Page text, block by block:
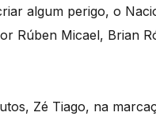
algum perigo, o
Rúben Micael, Brian
Zé Tiago, na